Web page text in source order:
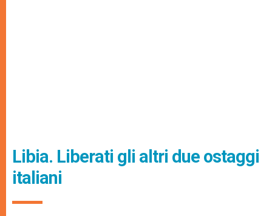
Libia. Liberati gli altri due ostaggi
italiani